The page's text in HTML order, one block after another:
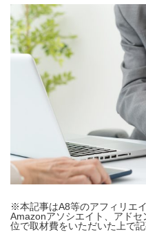
※本記事はA8等のアフィリエ
Amazonアソシエイト、アド
位で取材費をいただいた上で記